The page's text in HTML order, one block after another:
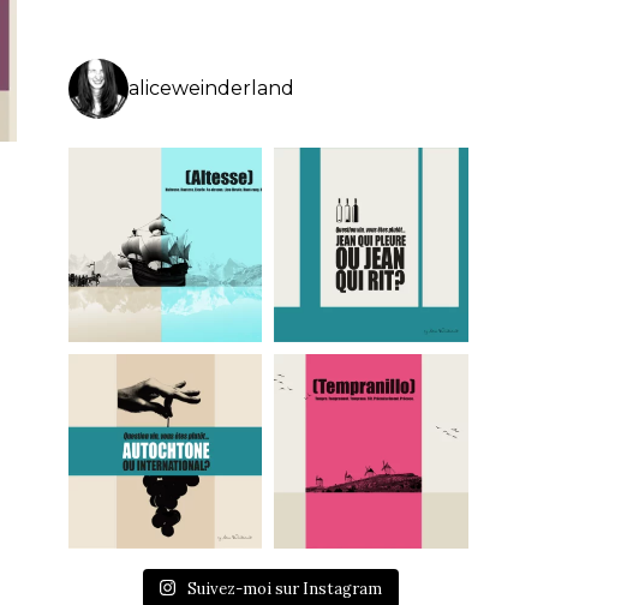
aliceweinderland
Suivez-moi sur Instagram